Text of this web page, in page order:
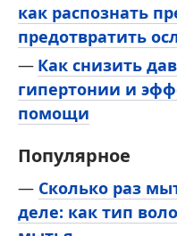
как распознать
предотвратить
Как снизить
гипертонии и
помощи
Популярное
— Сколько раз
деле: как тип